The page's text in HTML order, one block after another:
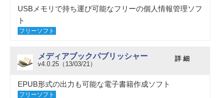
USBメモリで持ち運び可能なフリーの個人情報管理ソフ
ト
フリーソフト
メディアブックパブリッシャー
v4.0.25（13/03/21）
詳 細
EPUB形式の出力も可能な電子書籍作成ソフト
フリーソフト